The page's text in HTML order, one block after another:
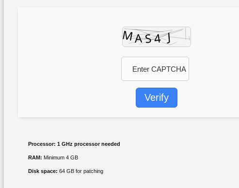
Verify
Processor: 1 GHz processor needed
RAM: Minimum 4 GB
Disk space: 64 GB for patching